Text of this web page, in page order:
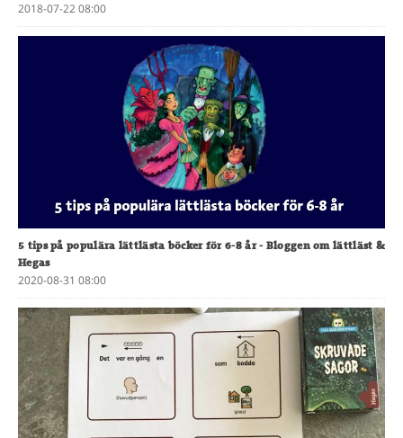
2018-07-22 08:00
5 tips på populära lättlästa böcker för 6-8 år- Bloggen om lättläst &
Hegas
2020-08-31 08:00